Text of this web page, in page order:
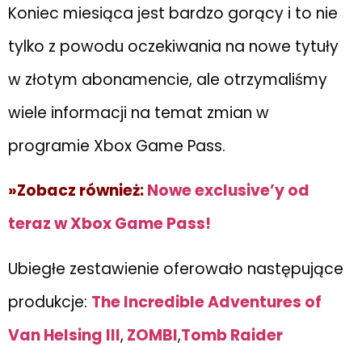
Koniec miesiąca jest bardzo gorący i to nie
tylko z powodu oczekiwania na nowe tytuły
w złotym abonamencie, ale otrzymaliśmy
wiele informacji na temat zmian w
programie Xbox Game Pass.
»Zobacz również:Nowe exclusive’y od
teraz w Xbox Game Pass!
Ubiegłe zestawienie oferowało następujące
produkcje: The Incredible Adventures of
Van Helsing III, ZOMBI,Tomb Raider